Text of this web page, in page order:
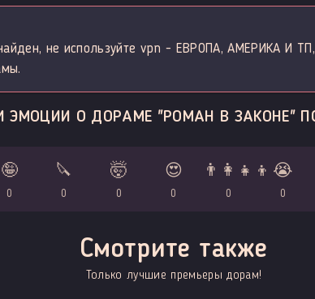
не используйте vpn - ЕВРОПА, АМЕРИКА И
ЭМОЦИИ О ДОРАМЕ "РОМАН В ЗАКОНЕ"
🤪
0
🔪
0
🤯
0
😍
0
👨‍👩‍👧‍👦
0
😭
0
Смотрите также
Только лучшие премьеры дорам!